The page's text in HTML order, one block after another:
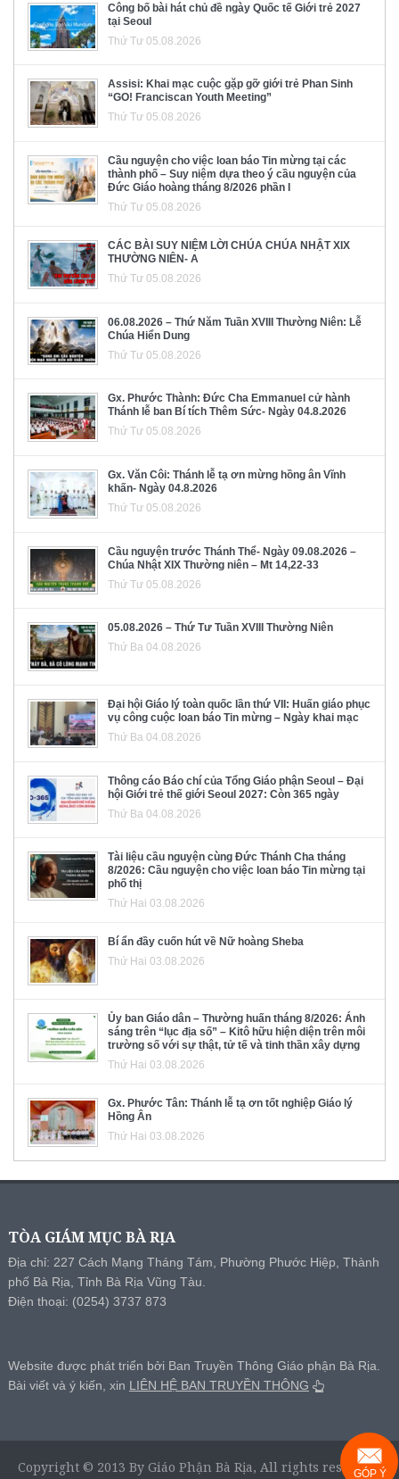
Công bố bài hát chủ đề ngày Quốc tế Giới trẻ 2027
tại Seoul
Thứ Tư 05.08.2026
Assisi: Khai mạc cuộc gặp gỡ giới trẻ Phan Sinh
“GO! Franciscan Youth Meeting”
Thứ Tư 05.08.2026
Cầu nguyện cho việc loan báo Tin mừng tại các
thành phố – Suy niệm dựa theo ý cầu nguyện của
Đức Giáo hoàng tháng 8/2026 phần I
Thứ Tư 05.08.2026
CÁC BÀI SUY NIỆM LỜI CHÚA CHÚA NHẬT XIX
THƯỜNG NIÊN- A
Thứ Tư 05.08.2026
06.08.2026 – Thứ Năm Tuần XVIII Thường Niên: Lễ
Chúa Hiển Dung
Thứ Tư 05.08.2026
Gx. Phước Thành: Đức Cha Emmanuel cử hành
Thánh lễ ban Bí tích Thêm Sức- Ngày 04.8.2026
Thứ Tư 05.08.2026
Gx. Văn Côi: Thánh lễ tạ ơn mừng hồng ân Vĩnh
khấn- Ngày 04.8.2026
Thứ Tư 05.08.2026
Cầu nguyện trước Thánh Thể- Ngày 09.08.2026 –
Chúa Nhật XIX Thường niên – Mt 14,22-33
Thứ Tư 05.08.2026
05.08.2026 – Thứ Tư Tuần XVIII Thường Niên
Thứ Ba 04.08.2026
Đại hội Giáo lý toàn quốc lần thứ VII: Huấn giáo phục
vụ công cuộc loan báo Tin mừng – Ngày khai mạc
Thứ Ba 04.08.2026
Thông cáo Báo chí của Tổng Giáo phận Seoul – Đại
hội Giới trẻ thế giới Seoul 2027: Còn 365 ngày
Thứ Ba 04.08.2026
Tài liệu cầu nguyện cùng Đức Thánh Cha tháng
8/2026: Cầu nguyện cho việc loan báo Tin mừng tại
phố thị
Thứ Hai 03.08.2026
Bí ẩn đầy cuốn hút về Nữ hoàng Sheba
Thứ Hai 03.08.2026
Ủy ban Giáo dân – Thường huấn tháng 8/2026: Ánh
sáng trên “lục địa số” – Kitô hữu hiện diện trên môi
trường số với sự thật, tử tế và tinh thần xây dựng
Thứ Hai 03.08.2026
Gx. Phước Tân: Thánh lễ tạ ơn tốt nghiệp Giáo lý
Hồng Ân
Thứ Hai 03.08.2026
TÒA GIÁM MỤC BÀ RỊA
Địa chỉ: 227 Cách Mạng Tháng Tám, Phường Phước Hiệp, Thành
phố Bà Rịa, Tỉnh Bà Rịa Vũng Tàu.
Điện thoại: (0254) 3737 873
Website được phát triển bởi Ban Truyền Thông Giáo phận Bà Rịa.
Bài viết và ý kiến, xin LIÊN HỆ BAN TRUYỀN THÔNG
Copyright © 2013 By Giáo Phận Bà Rịa, All rights reserved.
GÓP Ý